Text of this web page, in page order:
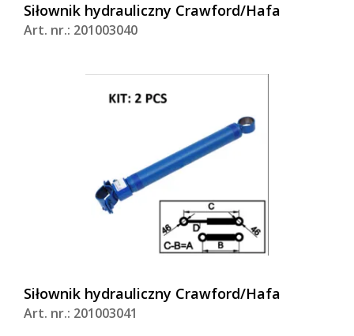
Siłownik hydrauliczny Crawford/Hafa
Art. nr.: 201003040
Siłownik hydrauliczny Crawford/Hafa
Art. nr.: 201003041